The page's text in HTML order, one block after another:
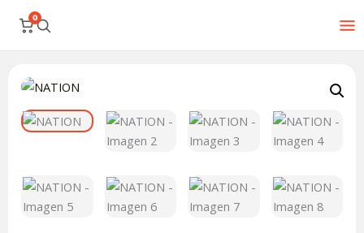
0
contenido
NATION
cantidad